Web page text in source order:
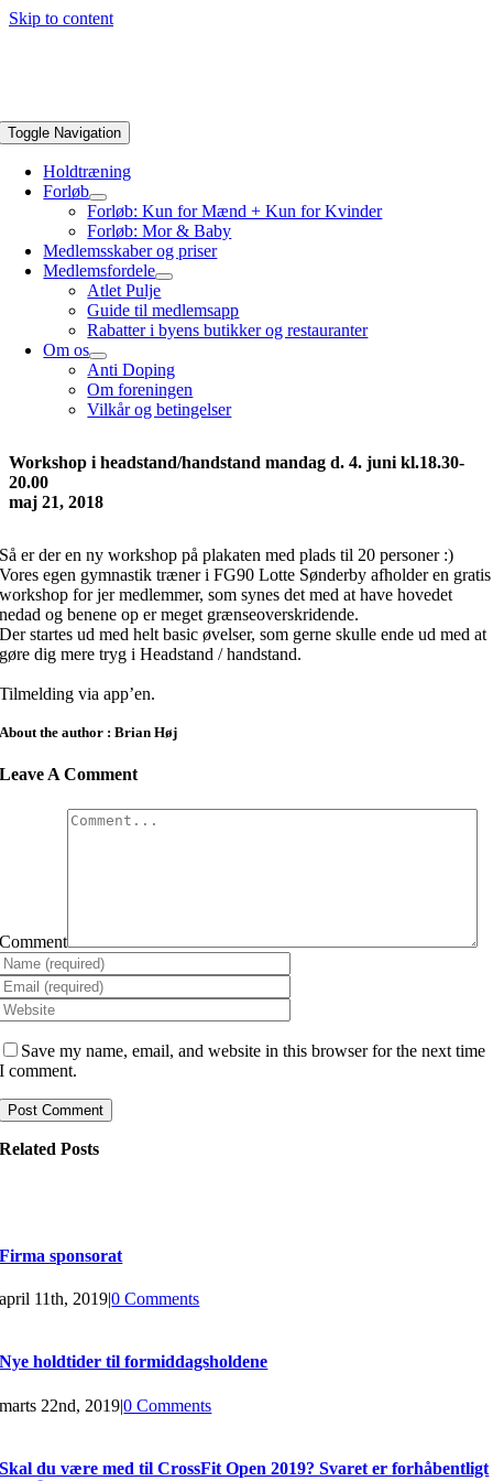
Skip to content
Toggle Navigation
Holdtræning
Forløb
Forløb: Kun for Mænd + Kun for Kvinder
Forløb: Mor & Baby
Medlemsskaber og priser
Medlemsfordele
Atlet Pulje
Guide til medlemsapp
Rabatter i byens butikker og restauranter
Om os
Anti Doping
Om foreningen
Vilkår og betingelser
Workshop i headstand/handstand mandag d. 4. juni kl.18.30-
20.00
maj 21, 2018
Så er der en ny workshop på plakaten med plads til 20 personer :)
Vores egen gymnastik træner i FG90 Lotte Sønderby afholder en gratis
workshop for jer medlemmer, som synes det med at have hovedet
nedad og benene op er meget grænseoverskridende.
Der startes ud med helt basic øvelser, som gerne skulle ende ud med at
gøre dig mere tryg i Headstand / handstand.
Tilmelding via app’en.
About the author : Brian Høj
Leave A Comment
Comment
Save my name, email, and website in this browser for the next time
I comment.
Related Posts
Firma sponsorat
april 11th, 2019|0 Comments
Nye holdtider til formiddagsholdene
marts 22nd, 2019|0 Comments
Skal du være med til CrossFit Open 2019? Svaret er forhåbentligt